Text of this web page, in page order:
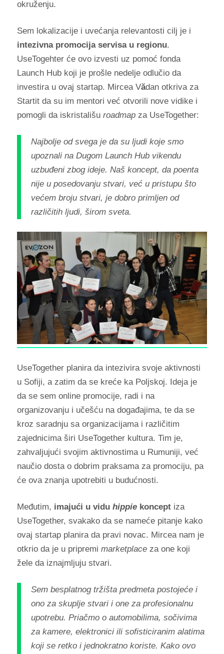
okruženju.
Sem lokalizacije i uvećanja relevantosti cilj je i
intezivna promocija servisa u regionu.
UseTogehter će ovo izvesti uz pomoć fonda
Launch Hub koji je prošle nedelje odlučio da
investira u ovaj startap. Mircea Vădan otkriva za
Startit da su im mentori već otvorili nove vidike i
pomogli da iskristališu roadmapza UseTogether:
Najbolje od svega je da su ljudi koje smo
upoznali na Dugom Launch Hub vikendu
uzbuđeni zbog ideje. Naš koncept, da poenta
nije u posedovanju stvari, već u pristupu što
većem broju stvari, je dobro primljen od
različitih ljudi, širom sveta.
UseTogether planira da intezivira svoje aktivnosti
u Sofiji, a zatim da se kreće ka Poljskoj. Ideja je
da se sem online promocije, radi i na
organizovanju i učešću na događajima, te da se
kroz saradnju sa organizacijama i različitim
zajednicima širi UseTogether kultura. Tim je,
zahvaljujući svojim aktivnostima u Rumuniji, već
naučio dosta o dobrim praksama za promociju, pa
će ova znanja upotrebiti u budućnosti.
Međutim, imajući u vidu hippiekonceptiza
UseTogether, svakako da se nameće pitanje kako
ovaj startap planira da pravi novac. Mircea nam je
otkrio da je u pripremi marketplaceza one koji
žele da iznajmljuju stvari.
Sem besplatnog tržišta predmeta postojeće i
ono za skuplje stvari i one za profesionalnu
upotrebu. Priačmo o automobilima, sočivima
za kamere, elektronici ili sofisticiranim alatima
koji se retko i jednokratno koriste. Kako ovo